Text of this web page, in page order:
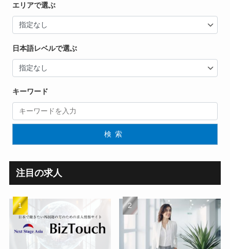
エリアで選ぶ
日本語レベルで選ぶ
キーワード
検索
注目の求人